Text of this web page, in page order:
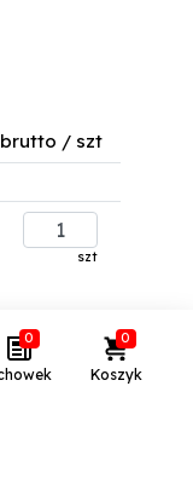
brutto / szt
szt
A DAY
0
Koszyk
0